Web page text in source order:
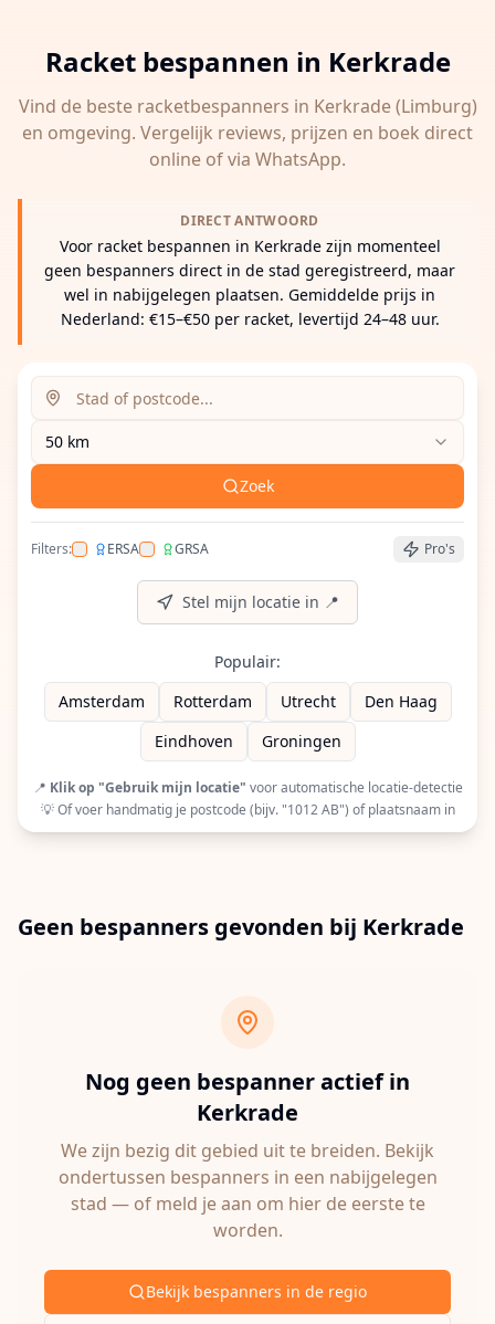
Racket bespannen in Kerkrade
Vind de beste racketbespanners in Kerkrade(Limburg)
en omgeving. Vergelijk reviews, prijzen en boek direct
online of via WhatsApp.
DIRECT ANTWOORD
Voor racket bespannen in Kerkrade zijn momenteel
geen bespanners direct in de stad geregistreerd, maar
wel in nabijgelegen plaatsen. Gemiddelde prijs in
Nederland: €15–€50 per racket, levertijd 24–48 uur.
Zoeklocatie (stad of postcode)
Voer een stad, postcode of adres in om
50 km
Zoek
Filters: ERSA
Filter op ERSA (European Racquet Stringers
GRSA
Filter op GRSA (Global Racquet Pro's
Stel mijn locatie in 📍
Populair:
Amsterdam
Rotterdam Utrecht
Den Haag
Eindhoven
Groningen
📍 Klik op "Gebruik mijn locatie" voor automatische locatie-detectie
💡 Of voer handmatig je postcode (bijv. "1012 AB") of plaatsnaam in
Geen bespanners gevonden bij Kerkrade
Nog geen bespanner actief in
Kerkrade
We zijn bezig dit gebied uit te breiden. Bekijk
ondertussen bespanners in een nabijgelegen
stad — of meld je aan om hier de eerste te
worden.
Bekijk bespanners in de regio